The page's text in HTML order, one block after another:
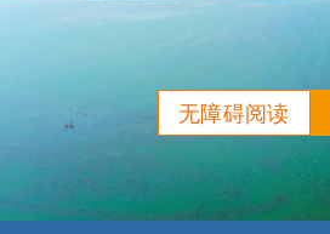
无障碍阅读